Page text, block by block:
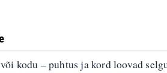
kodu – puhtus ja kord loovad